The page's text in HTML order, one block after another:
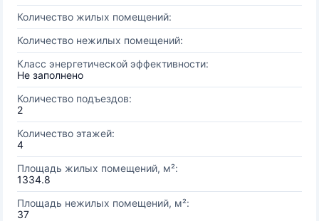
Количество жилых помещений:
Количество нежилых помещений:
Класс энергетической эффективности:
Не заполнено
Количество подъездов:
2
Количество этажей:
4
Площадь жилых помещений, м²:
1334.8
Площадь нежилых помещений, м²:
37